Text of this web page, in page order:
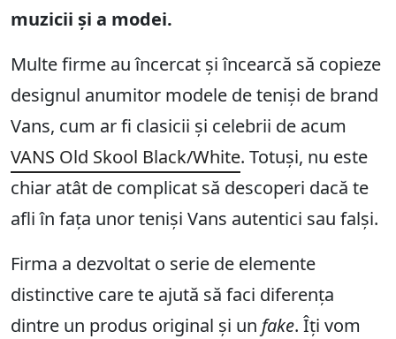
muzicii și a modei.
Multe firme au încercat și încearcă să copieze
designul anumitor modele de teniși de brand
Vans, cum ar fi clasicii și celebrii de acum
VANS Old Skool Black/White. Totuși, nu este
chiar atât de complicat să descoperi dacă te
afli în fața unor teniși Vans autentici sau falși.
Firma a dezvoltat o serie de elemente
distinctive care te ajută să faci diferența
dintre un produs original și un fake. Îți vom